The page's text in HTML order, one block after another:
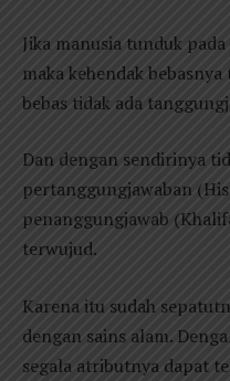
Jika manusia tunduk
maka kehendak
bebas tidak ada
Dan dengan sendirinya
pertanggungjawaban
penanggungjawab
terwujud.
Karena itu sudah
dengan sains alam.
segala atributnya dapat